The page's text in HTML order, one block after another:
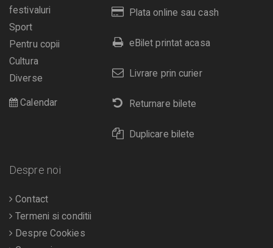
Plata online sau cash
eBilet printat acasa
Livrare prin curier
Returnare bilete
Duplicare bilete
festivaluri
Sport
Pentru copii
Cultura
Diverse
Calendar
Despre noi
Contact
Termeni si conditii
Despre Cookies